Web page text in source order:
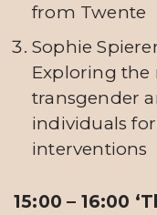
from Twente
Sophie
Exploring the
transgender
individuals
interventions
15:00 – 16:00